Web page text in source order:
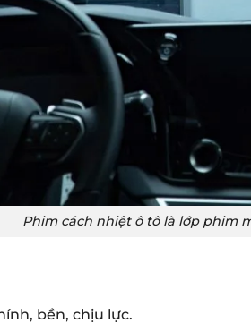
Phim cách nhiệt ô tô là lớp phim
bền, chịu lực.